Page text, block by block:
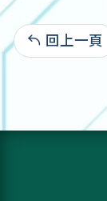
回上一頁